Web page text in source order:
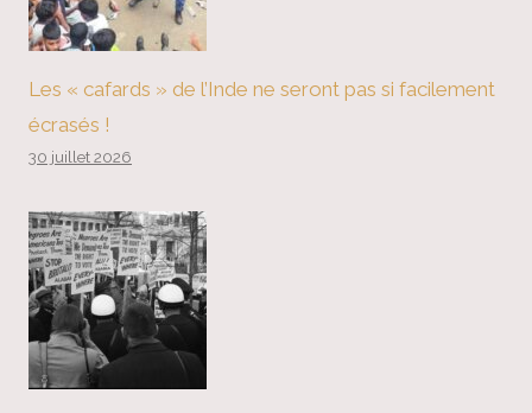
Les « cafards » de l’Inde ne seront pas si facilement
écrasés !
30 juillet 2026